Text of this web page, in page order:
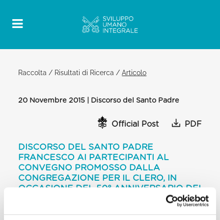
Raccolta / Risultati di Ricerca /Articolo
20 Novembre 2015 | Discorso del Santo Padre
Official Post PDF
DISCORSO DEL SANTO PADRE
FRANCESCO AI PARTECIPANTI AL
CONVEGNO PROMOSSO DALLA
CONGREGAZIONE PER IL CLERO, IN
OCCASIONE DEL 50° ANNIVERSARIO DEI
DECRETI CONCILIARI “OPTATAM TOTIUS”